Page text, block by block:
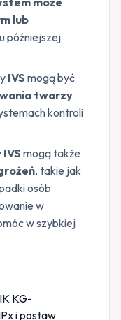
lub
późniejszej
IVS mogą być
twarzy
kontroli
IVS mogą także
, takie jak
osób
w
w szybkiej